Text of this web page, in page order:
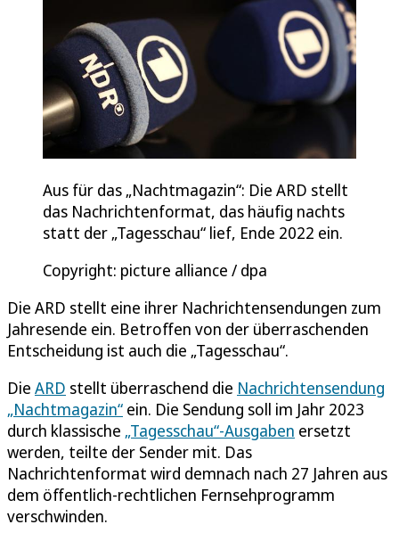
Aus für das „Nachtmagazin“: Die ARD stellt
das Nachrichtenformat, das häufig nachts
statt der „Tagesschau“ lief, Ende 2022 ein.
Copyright: picture alliance / dpa
Die ARD stellt eine ihrer Nachrichtensendungen zum
Jahresende ein. Betroffen von der überraschenden
Entscheidung ist auch die „Tagesschau“.
Die ARD stellt überraschend die Nachrichtensendung
„Nachtmagazin“ ein. Die Sendung soll im Jahr 2023
durch klassische „Tagesschau“-Ausgaben ersetzt
werden, teilte der Sender mit. Das
Nachrichtenformat wird demnach nach 27 Jahren aus
dem öffentlich-rechtlichen Fernsehprogramm
verschwinden.